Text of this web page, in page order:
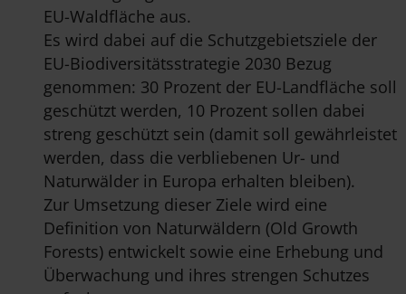
EU-Waldfläche aus.
Es wird dabei auf die Schutzgebietsziele der
EU-Biodiversitätsstrategie 2030 Bezug
genommen: 30 Prozent der EU-Landfläche soll
geschützt werden, 10 Prozent sollen dabei
streng geschützt sein (damit soll gewährleistet
werden, dass die verbliebenen Ur- und
Naturwälder in Europa erhalten bleiben).
Zur Umsetzung dieser Ziele wird eine
Definition von Naturwäldern (Old Growth
Forests) entwickelt sowie eine Erhebung und
Überwachung und ihres strengen Schutzes